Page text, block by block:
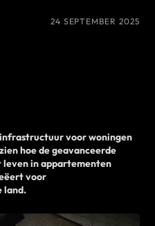
24 SEPTEMBER 2025
voor woningen
hoe de geavanceerde
leven in appartementen
voor
land.